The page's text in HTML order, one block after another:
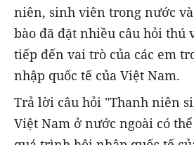
niên, sinh viên trong nước
bào đã đặt nhiều câu hỏi thú
tiếp đến vai trò của các em
nhập quốc tế của Việt Nam.
Trả lời câu hỏi "Thanh niên
Việt Nam ở nước ngoài có